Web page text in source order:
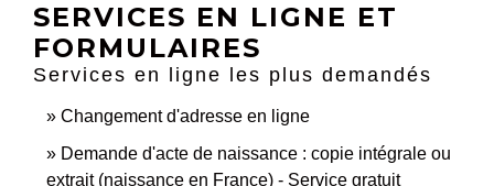
SERVICES EN LIGNE ET
FORMULAIRES
Services en ligne les plus demandés
Changement d'adresse en ligne
Demande d'acte de naissance : copie intégrale ou
extrait (naissance en France) - Service gratuit